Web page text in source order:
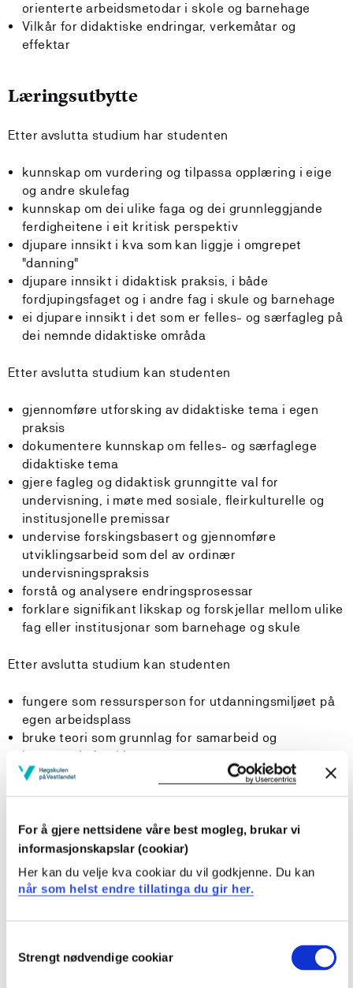
For å gjere nettsidene våre best mogleg, brukar vi
informasjonskapslar (cookiar)
Her kan du velje kva cookiar du vil godkjenne. Du kan
når som helst endre tillatinga du gir her.
Selection
Strengt nødvendige cookiar
orienterte arbeidsmetodar i skole og barnehage
Vilkår for didaktiske endringar, verkemåtar og
effektar
Læringsutbytte
Etter avslutta studium har studenten
kunnskap om vurdering og tilpassa opplæring i eige
og andre skulefag
kunnskap om dei ulike faga og dei grunnleggjande
ferdigheitene i eit kritisk perspektiv
djupare innsikt i kva som kan liggje i omgrepet
"danning"
djupare innsikt i didaktisk praksis, i både
fordjupingsfaget og i andre fag i skule og barnehage
ei djupare innsikt i det som er felles- og særfagleg på
dei nemnde didaktiske områda
Etter avslutta studium kan studenten
gjennomføre utforsking av didaktiske tema i egen
praksis
dokumentere kunnskap om felles- og særfaglege
didaktiske tema
gjere fagleg og didaktisk grunngitte val for
undervisning, i møte med sosiale, fleirkulturelle og
institusjonelle premissar
undervise forskingsbasert og gjennomføre
utviklingsarbeid som del av ordinær
undervisningspraksis
forstå og analysere endringsprosessar
forklare signifikant likskap og forskjellar mellom ulike
fag eller institusjonar som barnehage og skule
Etter avslutta studium kan studenten
fungere som ressursperson for utdanningsmiljøet på
egen arbeidsplass
bruke teori som grunnlag for samarbeid og
komparativ forsking
Emnet byggjer på emne 1 og emne 2 i masterstudiet.
Undervisnings- og læringsformer
Studiearbeidet i emnet er i vesentleg grad knytt til eit